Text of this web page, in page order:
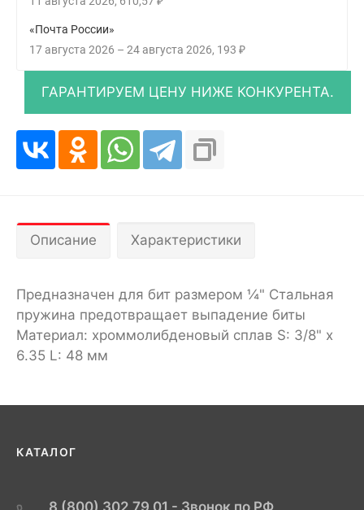
«Почта России»
17 августа 2026 – 24 августа 2026 193 ₽
Описание Характеристики
Предназначен для бит размером ¼" Стальная
пружина предотвращает выпадение биты
Материал: хроммолибденовый сплав S: 3/8" x
6.35 L: 48 мм
КАТАЛОГ
8 (800) 302 79 01 - Звонок по РФ